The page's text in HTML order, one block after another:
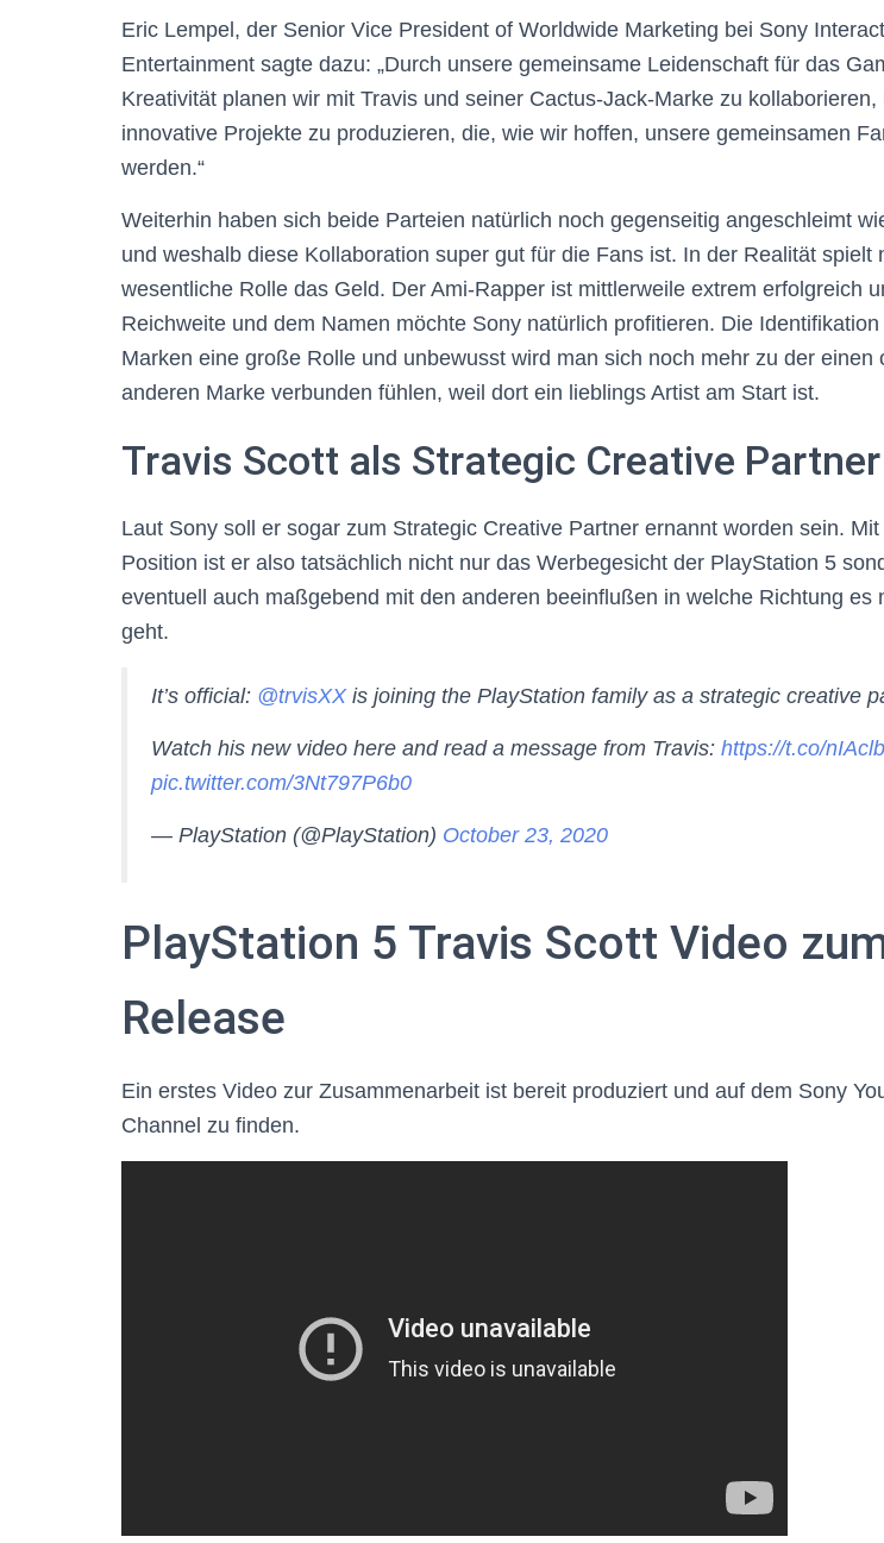
Eric Lempel, der Senior Vice President of Worldwide Marketing bei Sony
Entertainment sagte dazu: „Durch unsere gemeinsame Leidenschaft für das
Kreativität planen wir mit Travis und seiner Cactus-Jack-Marke zu kollaborieren,
innovative Projekte zu produzieren, die, wie wir hoffen, unsere gemeinsamen
werden.“
Weiterhin haben sich beide Parteien natürlich noch gegenseitig angeschleimt
und weshalb diese Kollaboration super gut für die Fans ist. In der Realität spielt
wesentliche Rolle das Geld. Der Ami-Rapper ist mittlerweile extrem erfolgreich
Reichweite und dem Namen möchte Sony natürlich profitieren. Die
Marken eine große Rolle und unbewusst wird man sich noch mehr zu der einen
anderen Marke verbunden fühlen, weil dort ein lieblings Artist am Start ist.
Travis Scott als Strategic Creative Partner
Laut Sony soll er sogar zum Strategic Creative Partner ernannt worden sein.
Position ist er also tatsächlich nicht nur das Werbegesicht der PlayStation 5
eventuell auch maßgebend mit den anderen beeinflußen in welche Richtung es
geht.
It’s official: @trvisXXis joining the PlayStation family as a strategic creative
Watch his new video here and read a message from Travis: https://t.co/
pic.twitter.com/3Nt797P6b0
— PlayStation (@PlayStation) October 23, 2020
PlayStation 5 Travis Scott Video
Release
Ein erstes Video zur Zusammenarbeit ist bereit produziert und auf dem Sony
Channel zu finden.